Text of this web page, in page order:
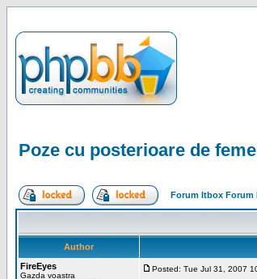
Poze cu posterioare de
Forum Itbox Forum
Author
FireEyes
Gazda voastra
Posted: Tue Jul 31, 2007